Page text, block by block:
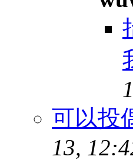
可以投
13,